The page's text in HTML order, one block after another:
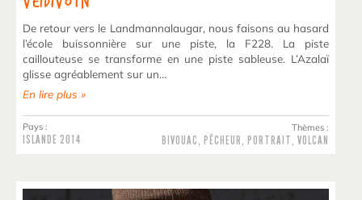
De retour vers le Landmannalaugar, nous faisons au hasard
l’école buissonnière sur une piste, la F228. La piste
caillouteuse se transforme en une piste sableuse. L’Azalaï
glisse agréablement sur un…
En lire plus »
Pays :
ISLANDE 2014
Thèmes :
BIVOUAC, PÊCHEUR, PORTRAIT, VOLCAN